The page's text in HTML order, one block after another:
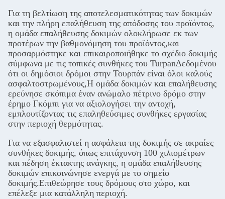
Για τη βελτίωση της αποτελεσματικότητας των δοκιμών
και την πλήρη επαλήθευση της απόδοσης του προϊόντος,
η ομάδα επαλήθευσης δοκιμών ολοκλήρωσε εκ των
προτέρων την βαθμονόμηση του προϊόντος,και
προσαρμόστηκε και επικαιροποιήθηκε το σχέδιο δοκιμής
σύμφωνα με τις τοπικές συνθήκες του TurpanΔεδομένου
ότι οι δημόσιοι δρόμοι στην Τουρπάν είναι όλοι καλούς
ασφαλτοστρωμένους,Η ομάδα δοκιμών και επαλήθευσης
ερεύνησε σκόπιμα έναν ανώμαλο πέτρινο δρόμο στην
έρημο Γκόμπι για να αξιολογήσει την αντοχή,
εμπλουτίζοντας τις επαληθεύσιμες συνθήκες εργασίας
στην περιοχή θερμότητας.
Για να εξασφαλιστεί η ασφάλεια της δοκιμής σε ακραίες
συνθήκες δοκιμής, όπως επιτάχυνση 100 χιλιομέτρων
και πέδηση έκτακτης ανάγκης, η ομάδα επαλήθευσης
δοκιμών επικοινώνησε ενεργά με το σημείο
δοκιμής.Επιθεώρησε τους δρόμους στο χώρο, και
επέλεξε μια κατάλληλη περιοχή.